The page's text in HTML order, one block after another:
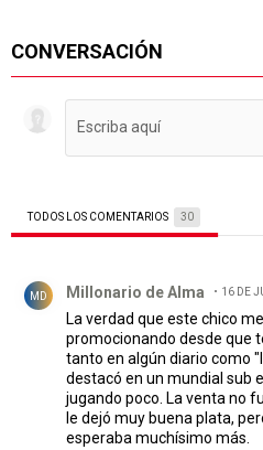
CONVERSACIÓN
TODOS LOS COMENTARIOS 30
MD Millonario de Alma 16 DE
La verdad que este chico
promocionando desde que
tanto en algún diario como
destacó en un mundial sub
jugando poco. La venta no
le dejó muy buena plata,
esperaba muchísimo más.